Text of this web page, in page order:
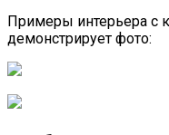
Примеры интерьера с
демонстрирует фото: